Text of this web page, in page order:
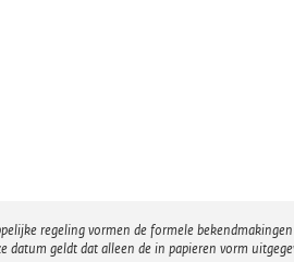
regeling vormen de formele
geldt dat alleen de in papieren vorm